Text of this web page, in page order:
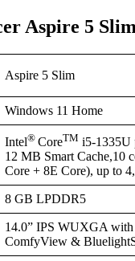
Aspire 5 Slim
Aspire 5 Slim
Windows 11 Home
Intel® CoreTM i5-1335U
12 MB Smart Cache,10
Core + 8E Core), up to
8 GB LPDDR5
14.0” IPS WUXGA
ComfyView &